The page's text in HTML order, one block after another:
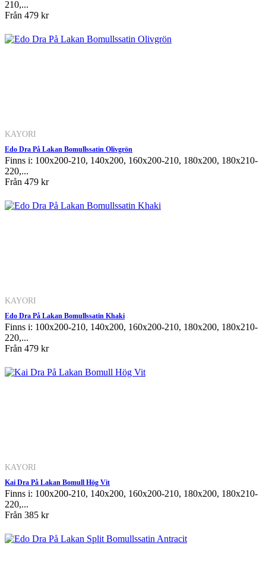
210,...
Från 479 kr
KAYORI
Edo Dra På Lakan Bomullssatin Olivgrön
Finns i: 100x200-210, 140x200, 160x200-210, 180x200, 180x210-
220,...
Från 479 kr
KAYORI
Edo Dra På Lakan Bomullssatin Khaki
Finns i: 100x200-210, 140x200, 160x200-210, 180x200, 180x210-
220,...
Från 479 kr
KAYORI
Kai Dra På Lakan Bomull Hög Vit
Finns i: 100x200-210, 140x200, 160x200-210, 180x200, 180x210-
220,...
Från 385 kr